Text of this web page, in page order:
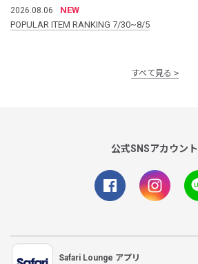
2026.08.06
NEW
POPULAR ITEM RANKING 7/30~8/5
すべて見る
公式SNSアカウント
Safari Lounge アプリ